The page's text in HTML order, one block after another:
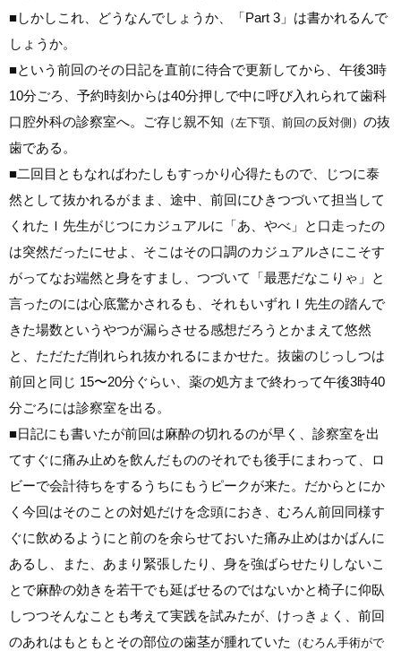
■しかしこれ、どうなんでしょうか、「Part 3」は書かれるんで
しょうか。
■という前回のその日記を直前に待合で更新してから、午後3時
10分ごろ、予約時刻からは40分押しで中に呼び入れられて歯科
口腔外科の診察室へ。ご存じ親不知 （左下顎、前回の反対側） の抜
歯である。
■二回目ともなればわたしもすっかり心得たもので、じつに泰
然として抜かれるがまま、途中、前回にひきつづいて担当して
くれたＩ先生がじつにカジュアルに「あ、やべ」と口走ったの
は突然だったにせよ、そこはその口調のカジュアルさにこそす
がってなお端然と身をすまし、つづいて「最悪だなこりゃ」と
言ったのには心底驚かされるも、それもいずれＩ先生の踏んで
きた場数というやつが漏らさせる感想だろうとかまえて悠然
と、ただただ削れられ抜かれるにまかせた。抜歯のじっしつは
前回と同じ 15〜20分ぐらい、薬の処方まで終わって午後3時40
分ごろには診察室を出る。
■日記にも書いたが前回は麻酔の切れるのが早く、診察室を出
てすぐに痛み止めを飲んだもののそれでも後手にまわって、ロ
ビーで会計待ちをするうちにもうピークが来た。だからとにか
く今回はそのことの対処だけを念頭におき、むろん前回同様す
ぐに飲めるようにと前のを余らせておいた痛み止めはかばんに
あるし、また、あまり緊張したり、身を強ばらせたりしないこ
とで麻酔の効きを若干でも延ばせるのではないかと椅子に仰臥
しつつそんなことも考えて実践を試みたが、けっきょく、前回
のあれはもともとその部位の歯茎が腫れていた
（むろん手術がで